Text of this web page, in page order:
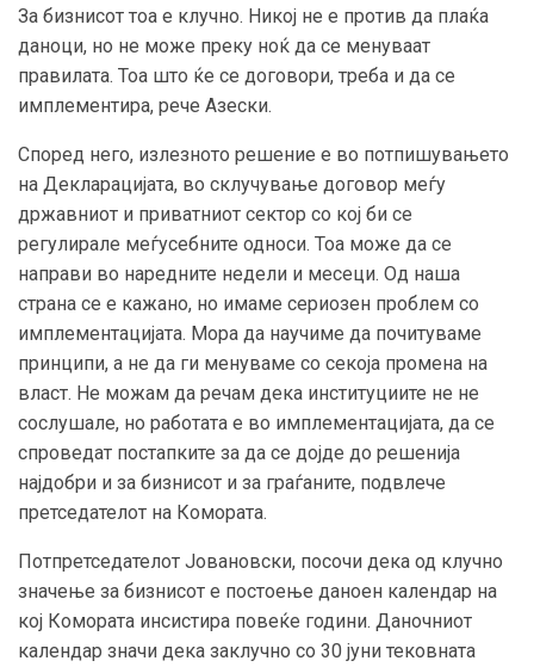
За бизнисот тоа е клучно. Никој не е против да плаќа
даноци, но не може преку ноќ да се менуваат
правилата. Тоа што ќе се договори, треба и да се
имплементира, рече Азески.
Според него, излезното решение е во потпишувањето
на Декларацијата, во склучување договор меѓу
државниот и приватниот сектор со кој би се
регулирале меѓусебните односи. Тоа може да се
направи во наредните недели и месеци. Од наша
страна се е кажано, но имаме сериозен проблем со
имплементацијата. Мора да научиме да почитуваме
принципи, а не да ги менуваме со секоја промена на
власт. Не можам да речам дека институциите не не
сослушале, но работата е во имплементацијата, да се
спроведат постапките за да се дојде до решенија
најдобри и за бизнисот и за граѓаните, подвлече
претседателот на Комората.
Потпретседателот Јовановски, посочи дека од клучно
значење за бизнисот е постоење даноен календар на
кој Комората инсистира повеќе години. Даночниот
календар значи дека заклучно со 30 јуни тековната